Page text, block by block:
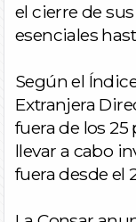
el cierre de
esenciales
Según el
Extranjera
fuera de los 25
llevar a cabo
fuera desde el